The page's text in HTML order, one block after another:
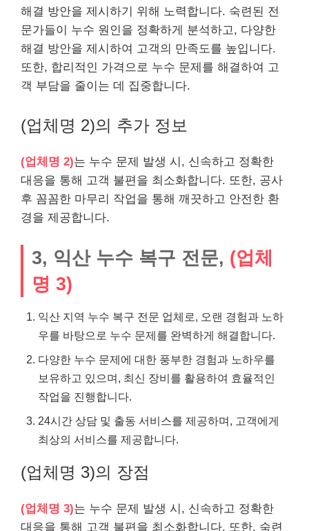
해결 방안을 제시하기 위해 노력합니다. 숙련된 전
문가들이 누수 원인을 정확하게 분석하고, 다양한
해결 방안을 제시하여 고객의 만족도를 높입니다.
또한, 합리적인 가격으로 누수 문제를 해결하여 고
객 부담을 줄이는 데 집중합니다.
(업체명 2)의 추가 정보
(업체명 2)는 누수 문제 발생 시, 신속하고 정확한
대응을 통해 고객 불편을 최소화합니다. 또한, 공사
후 꼼꼼한 마무리 작업을 통해 깨끗하고 안전한 환
경을 제공합니다.
3, 익산 누수 복구 전문, (업체
명 3)
익산 지역 누수 복구 전문 업체로, 오랜 경험과 노하
우를 바탕으로 누수 문제를 완벽하게 해결합니다.
다양한 누수 문제에 대한 풍부한 경험과 노하우를
보유하고 있으며, 최신 장비를 활용하여 효율적인
작업을 진행합니다.
24시간 상담 및 출동 서비스를 제공하며, 고객에게
최상의 서비스를 제공합니다.
(업체명 3)의 장점
(업체명 3)는 누수 문제 발생 시, 신속하고 정확한
대응을 통해 고객 불편을 최소화합니다. 또한, 숙련